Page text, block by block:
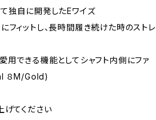
独自に開発したEワイズ
フィットし、長時間履き続けた時のストレ
用できる機能としてシャフト内側にファ
８M/Gold)
げてください